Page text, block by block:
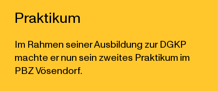
Praktikum
Im Rahmen seiner Ausbildung zur DGKP
machte er nun sein zweites Praktikum im
PBZ Vösendorf.